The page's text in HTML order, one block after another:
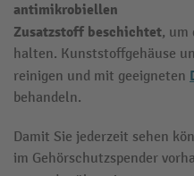
antimikrobiellen
Zusatzstoff beschichtet, um
halten. Kunststoffgehäuse
reinigen und mit geeigneten
behandeln.
Damit Sie jederzeit sehen
im Gehörschutzspender